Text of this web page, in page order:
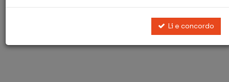
Disponibilizamos as últimas notícias e destaques publicadas pelo
Li e concordo